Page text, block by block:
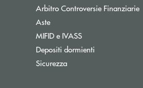
Arbitro Controversie Finanziarie
Aste
MIFID e IVASS
Depositi dormienti
Sicurezza